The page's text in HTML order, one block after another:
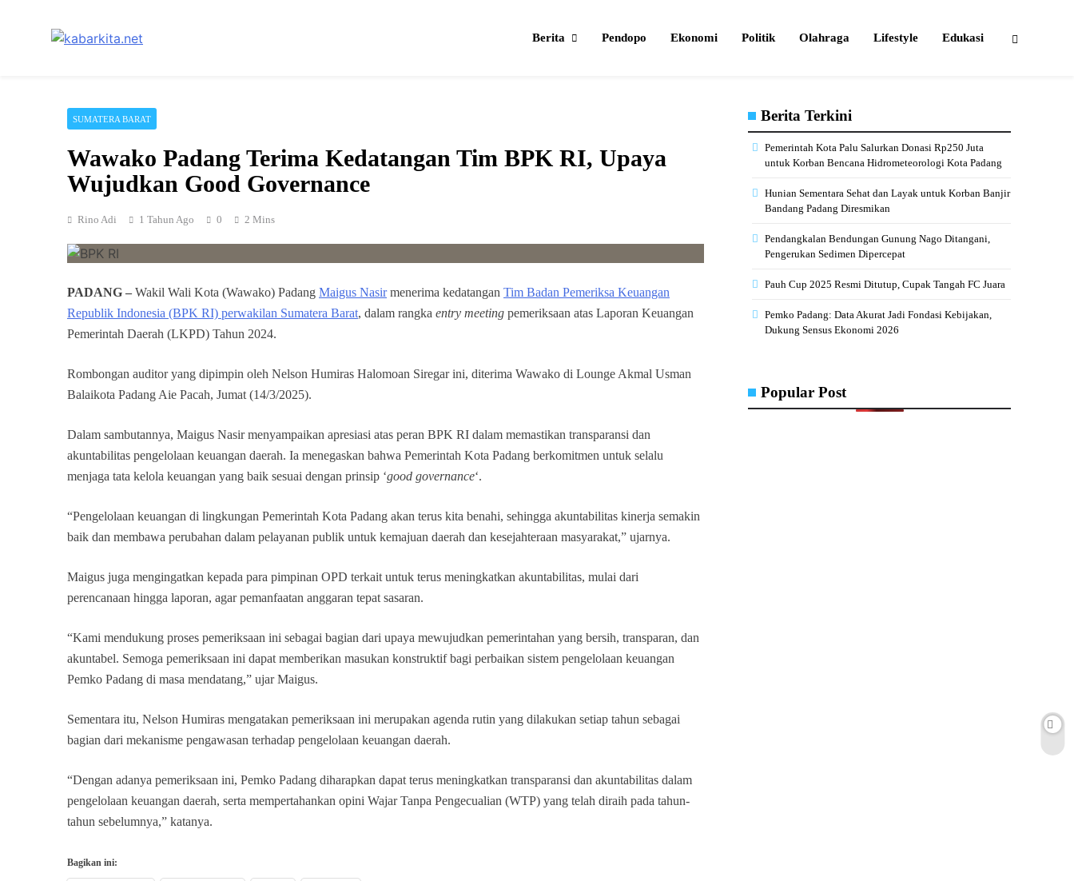
Berita Pendopo Ekonomi Politik Olahraga Lifestyle Edukasi
SUMATERA BARAT
Wawako Padang Terima Kedatangan Tim BPK RI, Upaya
Wujudkan Good Governance
Rino Adi 1 Tahun Ago 0 2 Mins
PADANG – Wakil Wali Kota (Wawako) Padang Maigus Nasirmenerima kedatangan Tim Badan Pemeriksa Keuangan
Republik Indonesia (BPK RI) perwakilan Sumatera Barat, dalam rangka entry meeting pemeriksaan atas Laporan Keuangan
Pemerintah Daerah (LKPD) Tahun 2024.
Rombongan auditor yang dipimpin oleh Nelson Humiras Halomoan Siregar ini, diterima Wawako di Lounge Akmal Usman
Balaikota Padang Aie Pacah, Jumat (14/3/2025).
Dalam sambutannya, Maigus Nasir menyampaikan apresiasi atas peran BPK RI dalam memastikan transparansi dan
akuntabilitas pengelolaan keuangan daerah. Ia menegaskan bahwa Pemerintah Kota Padang berkomitmen untuk selalu
menjaga tata kelola keuangan yang baik sesuai dengan prinsip ‘good governance‘.
“Pengelolaan keuangan di lingkungan Pemerintah Kota Padang akan terus kita benahi, sehingga akuntabilitas kinerja semakin
baik dan membawa perubahan dalam pelayanan publik untuk kemajuan daerah dan kesejahteraan masyarakat,” ujarnya.
Maigus juga mengingatkan kepada para pimpinan OPD terkait untuk terus meningkatkan akuntabilitas, mulai dari
perencanaan hingga laporan, agar pemanfaatan anggaran tepat sasaran.
“Kami mendukung proses pemeriksaan ini sebagai bagian dari upaya mewujudkan pemerintahan yang bersih, transparan, dan
akuntabel. Semoga pemeriksaan ini dapat memberikan masukan konstruktif bagi perbaikan sistem pengelolaan keuangan
Pemko Padang di masa mendatang,” ujar Maigus.
Sementara itu, Nelson Humiras mengatakan pemeriksaan ini merupakan agenda rutin yang dilakukan setiap tahun sebagai
bagian dari mekanisme pengawasan terhadap pengelolaan keuangan daerah.
“Dengan adanya pemeriksaan ini, Pemko Padang diharapkan dapat terus meningkatkan transparansi dan akuntabilitas dalam
pengelolaan keuangan daerah, serta mempertahankan opini Wajar Tanpa Pengecualian (WTP) yang telah diraih pada tahun-
tahun sebelumnya,” katanya.
Bagikan ini:
Berita Terkini
Pemerintah Kota Palu Salurkan Donasi Rp250 Juta
untuk Korban Bencana Hidrometeorologi Kota Padang
Hunian Sementara Sehat dan Layak untuk Korban Banjir
Bandang Padang Diresmikan
Pendangkalan Bendungan Gunung Nago Ditangani,
Pengerukan Sedimen Dipercepat
Pauh Cup 2025 Resmi Ditutup, Cupak Tangah FC Juara
Pemko Padang: Data Akurat Jadi Fondasi Kebijakan,
Dukung Sensus Ekonomi 2026
Popular Post